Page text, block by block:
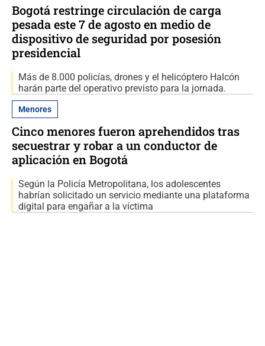
Bogotá restringe circulación de carga
pesada este 7 de agosto en medio de
dispositivo de seguridad por posesión
presidencial
Más de 8.000 policías, drones y el helicóptero Halcón
harán parte del operativo previsto para la jornada.
Menores
Cinco menores fueron aprehendidos tras
secuestrar y robar a un conductor de
aplicación en Bogotá
Según la Policía Metropolitana, los adolescentes
habrían solicitado un servicio mediante una plataforma
digital para engañar a la víctima